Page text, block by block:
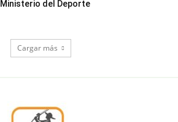
Ministerio del Deporte
Cargar más